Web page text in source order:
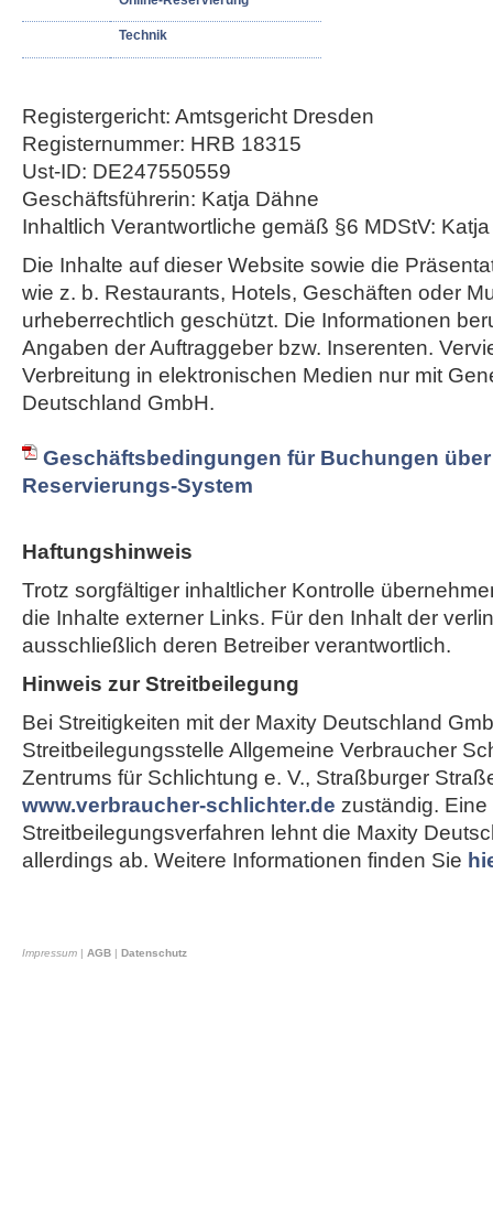
Technik
Registergericht: Amtsgericht Dresden
Registernummer: HRB 18315
Ust-ID: DE247550559
Geschäftsführerin: Katja Dähne
Inhaltlich Verantwortliche gemäß §6 MDStV:
Die Inhalte auf dieser Website sowie die
wie z. b. Restaurants, Hotels, Geschäften oder
urheberrechtlich geschützt. Die Informationen
Angaben der Auftraggeber bzw. Inserenten.
Verbreitung in elektronischen Medien nur mit
Deutschland GmbH.
Geschäftsbedingungen für Buchungen
Reservierungs-System
Haftungshinweis
Trotz sorgfältiger inhaltlicher Kontrolle
die Inhalte externer Links. Für den Inhalt der
ausschließlich deren Betreiber verantwortlich.
Hinweis zur Streitbeilegung
Bei Streitigkeiten mit der Maxity Deutschland
Streitbeilegungsstelle Allgemeine Verbraucher
Zentrums für Schlichtung e. V., Straßburger
www.verbraucher-schlichter.de zuständig.
Streitbeilegungsverfahren lehnt die Maxity
allerdings ab. Weitere Informationen finden Sie
Impressum | AGB | Datenschutz